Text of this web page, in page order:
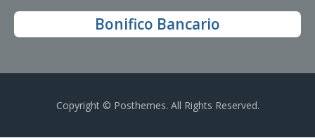
Bonifico Bancario
Copyright © Posthemes. All Rights Reserved.